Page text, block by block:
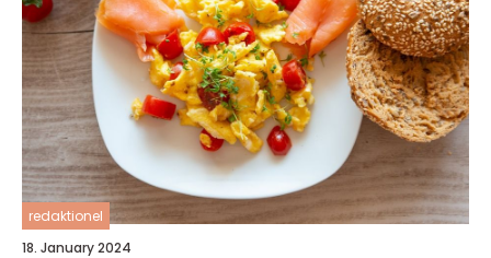
redaktionel
18. January 2024